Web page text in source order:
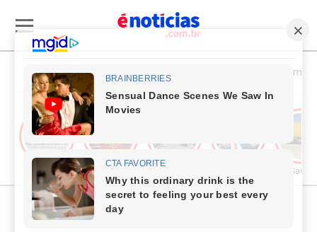
Esporte & Cultura Política & Economia
Cultura Comércio & Turismo Saúde